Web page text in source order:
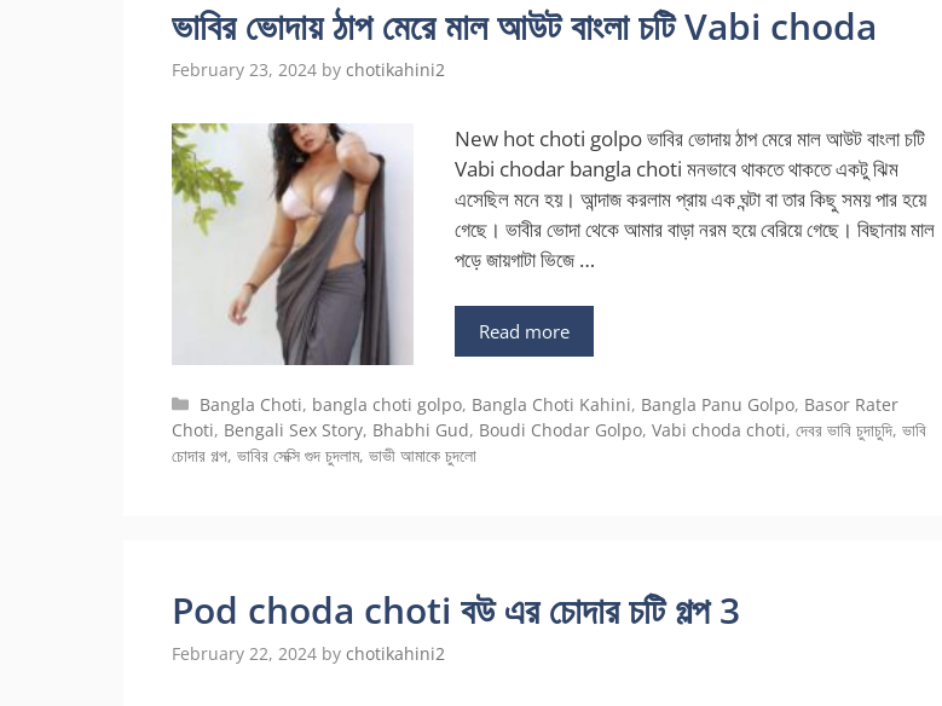
ভাবির ভোদায় ঠাপ মেরে মাল আউট বাংলা চটি Vabi choda
February 23, 2024 by chotikahini2
New hot choti golpo ভাবির ভোদায় ঠাপ মেরে মাল আউট বাংলা চটি
Vabi chodar bangla choti মনভাবে থাকতে থাকতে একটু ঝিম
এসেছিল মনে হয়। আন্দাজ করলাম প্রায় এক ঘন্টা বা তার কিছু সময় পার হয়ে
গেছে। ভাবীর ভোদা থেকে আমার বাড়া নরম হয়ে বেরিয়ে গেছে। বিছানায় মাল
পড়ে জায়গাটা ভিজে …
Read more
Categories
Bangla Choti, bangla choti golpo, Bangla Choti Kahini, Bangla Panu Golpo, Basor Rater
Choti, Bengali Sex Story, Bhabhi Gud, Boudi Chodar Golpo, Vabi choda choti, দেবর ভাবি চুদাচুদি, ভাবি
চোদার গল্প, ভাবির সেক্সি গুদ চুদলাম, ভাভী আমাকে চুদলো
Pod choda choti বউ এর চোদার চটি গল্প 3
February 22, 2024 by chotikahini2